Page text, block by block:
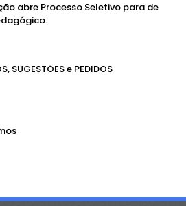
abre Processo Seletivo para de
SUGESTÕES e PEDIDOS